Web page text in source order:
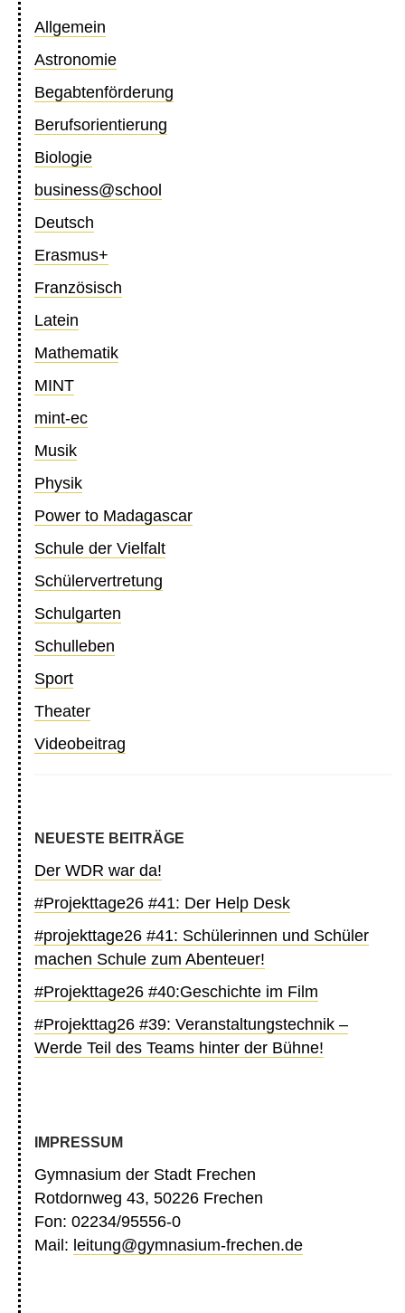
Allgemein
Astronomie
Begabtenförderung
Berufsorientierung
Biologie
business@school
Deutsch
Erasmus+
Französisch
Latein
Mathematik
MINT
mint-ec
Musik
Physik
Power to Madagascar
Schule der Vielfalt
Schülervertretung
Schulgarten
Schulleben
Sport
Theater
Videobeitrag
NEUESTE BEITRÄGE
Der WDR war da!
#Projekttage26 #41: Der Help Desk
#projekttage26 #41: Schülerinnen und Schüler
machen Schule zum Abenteuer!
#Projekttage26 #40:Geschichte im Film
#Projekttag26 #39: Veranstaltungstechnik –
Werde Teil des Teams hinter der Bühne!
IMPRESSUM
Gymnasium der Stadt Frechen
Rotdornweg 43, 50226 Frechen
Fon: 02234/95556-0
Mail: leitung@gymnasium-frechen.de